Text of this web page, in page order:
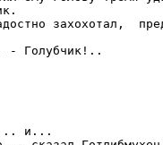
захохотал,
- Голубчик!..
и...